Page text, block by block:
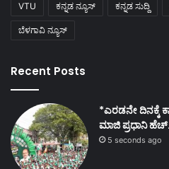
VTU ಕನ್ನಡ ನ್ಯೂಸ್ ಕನ್ನಡ ಸುದ್ದಿ
ಬೆಳಗಾವಿ ನ್ಯೂಸ್
Recent Posts
*ಎರಡನೇ ದಿನಕ್ಕೆ
ಮಾಜಿ ಪ್ರಧಾನಿ
5 seconds ago